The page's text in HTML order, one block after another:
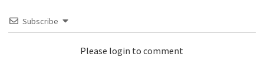
Subscribe
Please login to comment